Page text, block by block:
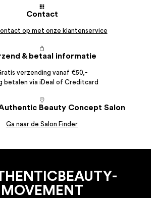
Beauty Concept Salon
Ga naar de Salon Finder
& betaal informatie
verzending vanaf €50,-
betalen via iDeal of Creditcard
Contact
op met onze klantenservice
MOVEMENT